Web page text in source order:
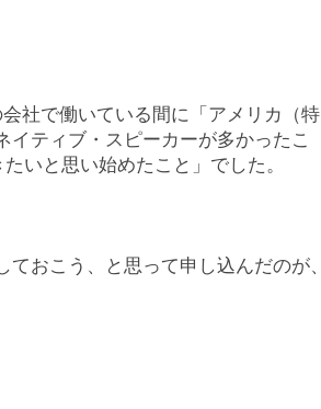
社で働いている間に「アメリカ（特
ティブ・スピーカーが多かったこ
いと思い始めたこと」でした。
おこう、と思って申し込んだのが、